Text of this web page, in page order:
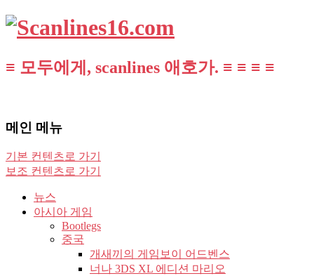
≡ 모두에게, scanlines 애호가. ≡ ≡ ≡ ≡
메인 메뉴
기본 컨텐츠로 가기
보조 컨텐츠로 가기
뉴스
아시아 게임
Bootlegs
중국
개새끼의 게임보이 어드벤스
너나 3DS XL 에디션 마리오